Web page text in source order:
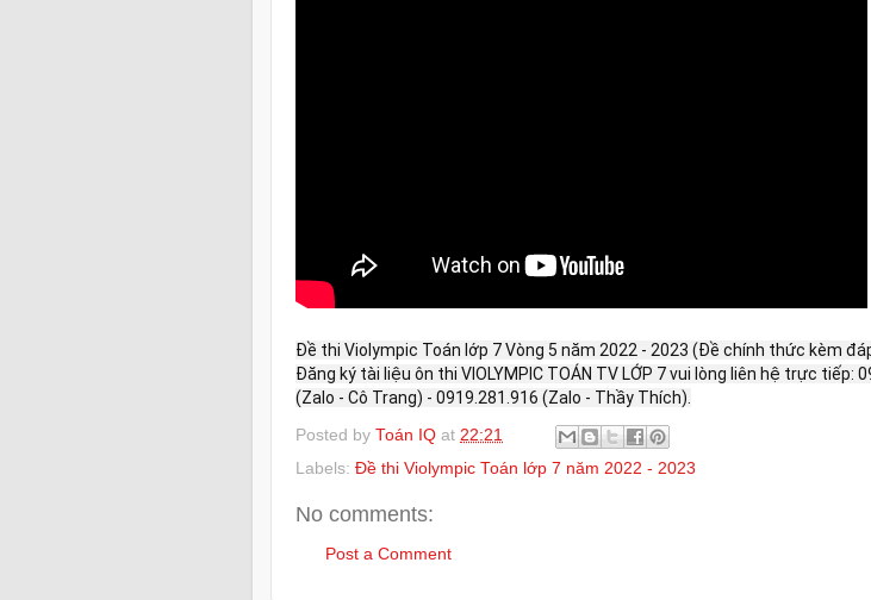
Đề thi Violympic Toán lớp 7 Vòng 5 năm 2022 - 2023 (Đề chính thức kèm
Đăng ký tài liệu ôn thi VIOLYMPIC TOÁN TV LỚP 7 vui lòng liên hệ trực tiếp:
(Zalo - Cô Trang) - 0919.281.916 (Zalo - Thầy Thích).
Posted by Toán IQ at 22:21
Labels: Đề thi Violympic Toán lớp 7 năm 2022 - 2023
No comments:
Post a Comment